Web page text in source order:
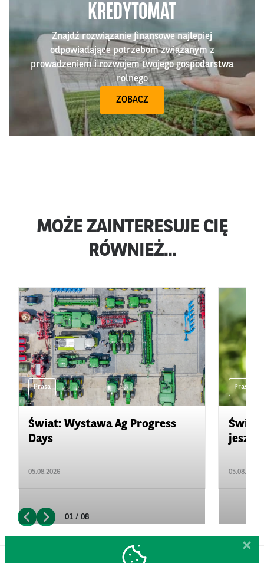
KREDYTOMAT
Znajdź rozwiązanie finansowe najlepiej
odpowiadające potrzebom związanym z
prowadzeniem i rozwojem twojego gospodarstwa
rolnego
ZOBACZ
MOŻE ZAINTERESUJE CIĘ
RÓWNIEŻ...
Prasa
Świat: Wystawa Ag Progress
Days
05.08.2026
Prasa
Świat:
05.08.2026
01 / 08